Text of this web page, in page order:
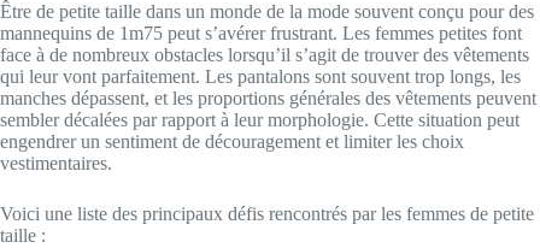
Être de petite taille dans un monde de la mode souvent conçu pour des
mannequins de 1m75 peut s’avérer frustrant. Les femmes petites font
face à de nombreux obstacles lorsqu’il s’agit de trouver des vêtements
qui leur vont parfaitement. Les pantalons sont souvent trop longs, les
manches dépassent, et les proportions générales des vêtements peuvent
sembler décalées par rapport à leur morphologie. Cette situation peut
engendrer un sentiment de découragement et limiter les choix
vestimentaires.
Voici une liste des principaux défis rencontrés par les femmes de petite
taille :